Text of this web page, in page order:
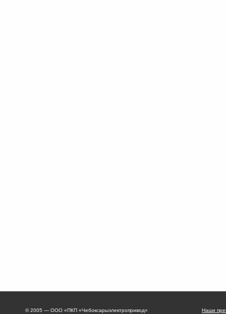
© 2005 — ООО «ПКП «Чебоксарыэлектропривод» Наши